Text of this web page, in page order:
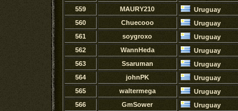
559
MAURY210 Uruguay
560
Chuecooo Uruguay
561
soygroxo Uruguay
562
WannHeda Uruguay
563
Ssaruman Uruguay
564
johnPK Uruguay
565
waltermega Uruguay
566
GmSower Uruguay